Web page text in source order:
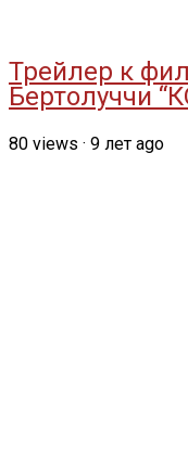
Трейлер к
Бертолуччи
80 views · 9 лет ago